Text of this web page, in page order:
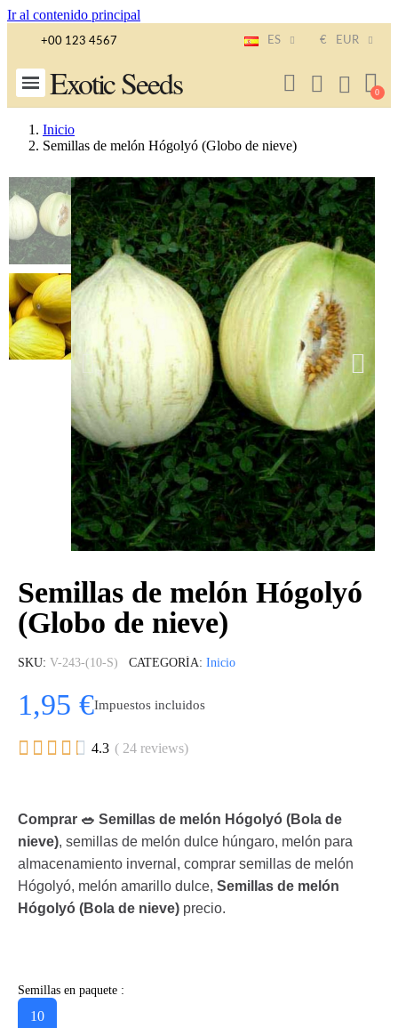
Ir al contenido principal
+00 123 4567 ES € EUR
Exotic Seeds
Inicio
Semillas de melón Hógolyó (Globo de nieve)
Semillas de melón Hógolyó
(Globo de nieve)
SKU V-243-(10-S) CATEGORÍA Inicio
1,95 €Impuestos incluidos
     4.3 ( 24 reviews)
Comprar 🥗 Semillas de melón Hógolyó (Bola de
nieve), semillas de melón dulce húngaro, melón para
almacenamiento invernal, comprar semillas de melón
Hógolyó, melón amarillo dulce, Semillas de melón
Hógolyó (Bola de nieve) precio.
Semillas en paquete :
10